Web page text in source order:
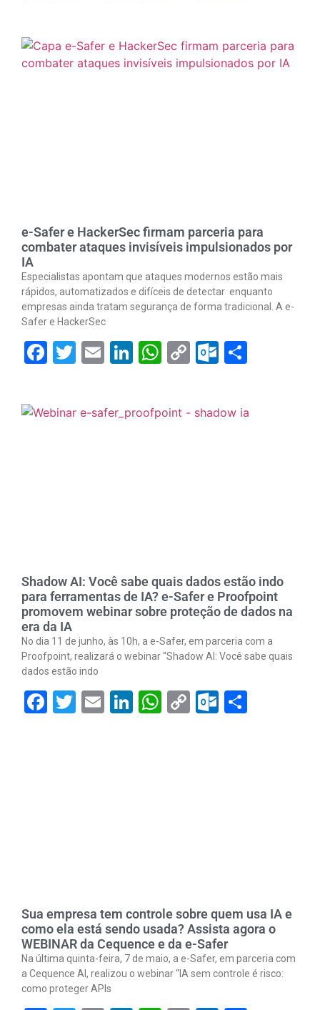
e-Safer e HackerSec firmam parceria para
combater ataques invisíveis impulsionados por
IA
Especialistas apontam que ataques modernos estão mais
rápidos, automatizados e difíceis de detectar enquanto
empresas ainda tratam segurança de forma tradicional. A e-
Safer e HackerSec
Facebook
Twitter
EmailLinkedIn
WhatsApp
Copy
Shadow AI: Você sabe quais dados estão indo
para ferramentas de IA? e-Safer e Proofpoint
promovem webinar sobre proteção de dados na
era da IA
No dia 11 de junho, às 10h, a e-Safer, em parceria com a
Proofpoint, realizará o webinar “Shadow AI: Você sabe quais
dados estão indo
Facebook
Twitter
EmailLinkedIn
WhatsApp
Copy
Sua empresa tem controle sobre quem usa IA e
como ela está sendo usada? Assista agora o
WEBINAR da Cequence e da e-Safer
Na última quinta-feira, 7 de maio, a e-Safer, em parceria com
a Cequence AI, realizou o webinar “IA sem controle é risco:
como proteger APIs